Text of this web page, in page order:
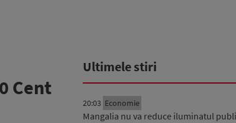
Cent
Ultimele stiri
20:03 Economie
Mangalia nu va reduce iluminatul